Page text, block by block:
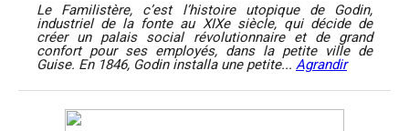
Le Familistère, c’est l’histoire utopique de Godin,
industriel de la fonte au XIXe siècle, qui décide de
créer un palais social révolutionnaire et de grand
confort pour ses employés, dans la petite ville de
Guise. En 1846, Godin installa une petite... Agrandir